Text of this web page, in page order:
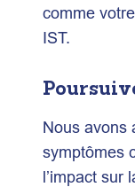
comme
IST.
Nous avons
symptômes
l’impact sur